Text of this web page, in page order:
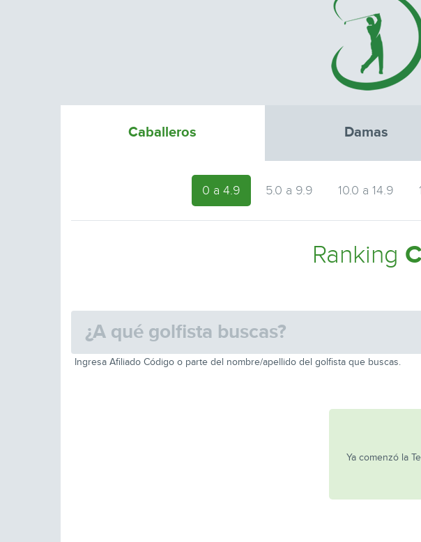
Caballeros Damas
0 a 4.9 5.0 a 9.9 10.0 a 14.9
Ranking
Ingresa Afiliado Código o parte del nombre/apellido del golfista que buscas.
Ya comenzó la